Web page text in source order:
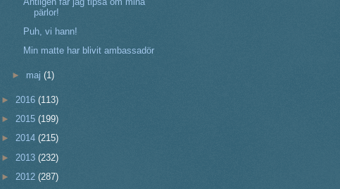
pärlor!
Puh, vi hann!
Min matte har blivit ambassadör
► maj(1)
► 2016 (113)
► 2015 (199)
► 2014 (215)
► 2013 (232)
► 2012 (287)